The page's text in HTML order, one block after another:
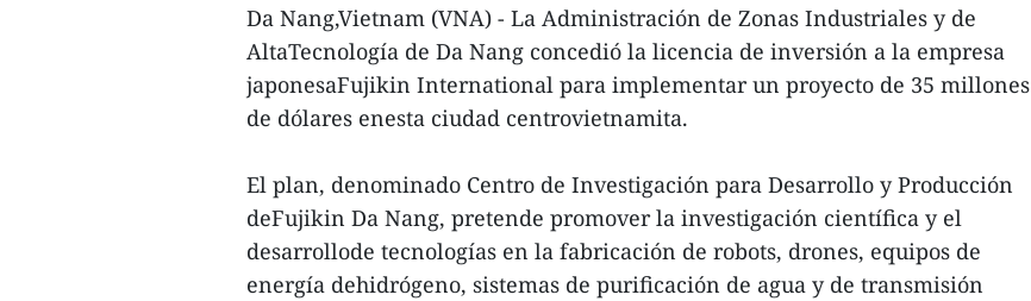
Da Nang,Vietnam (VNA) - La Administración de Zonas Industriales y de
AltaTecnología de Da Nang concedió la licencia de inversión a la empresa
japonesaFujikin International para implementar un proyecto de 35 millones
de dólares enesta ciudad centrovietnamita.
El plan, denominado Centro de Investigación para Desarrollo y Producción
deFujikin Da Nang, pretende promover la investigación científica y el
desarrollode tecnologías en la fabricación de robots, drones, equipos de
energía dehidrógeno, sistemas de purificación de agua y de transmisión